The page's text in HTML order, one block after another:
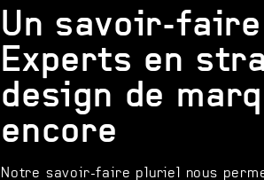
Un savoir-
Experts en
design de
encore
Notre savoir-faire pluriel nous